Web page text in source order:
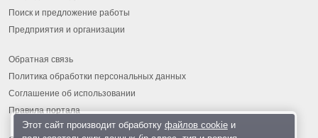
Поиск и предложение работы
Предприятия и организации
Обратная связь
Политика обработки персональных данных
Соглашение об использовании
Правила портала
Этот сайт производит обработку файлов cookieи